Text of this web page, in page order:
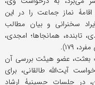
نماز جماعت را در این
سخنرانی و بیان مطالب
تابنده، همانجاها؛ امجدی،
بعثت، عضو هیئت بررسی آن
ش، به درخواست آیت‌الله طالقانی، برای
در جلسات حسینیۀ ارشاد